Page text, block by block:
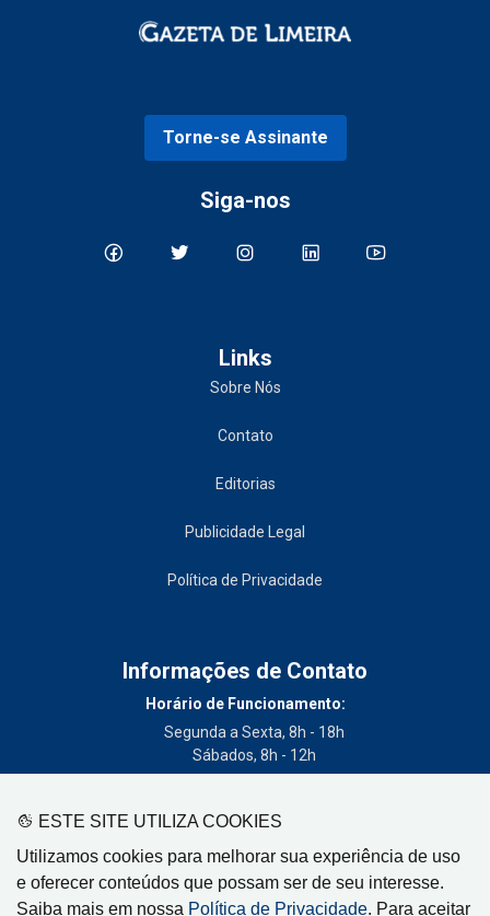
ESTE SITE UTILIZA COOKIES
Utilizamos cookies para melhorar sua experiência de uso
e oferecer conteúdos que possam ser de seu interesse.
Saiba mais em nossa Política de Privacidade. Para aceitar
Torne-se Assinante
Siga-nos
Links
Sobre Nós
Contato
Editorias
Publicidade Legal
Política de Privacidade
Informações de Contato
Horário de Funcionamento:
Segunda a Sexta, 8h - 18h
Sábados, 8h - 12h
(19) 3404-3700
Circulação:
Limeira - SP, Artur Nogueira - SP, Cordeirópolis - SP,
Engenheiro Coelho - SP, Iracemápolis - SP